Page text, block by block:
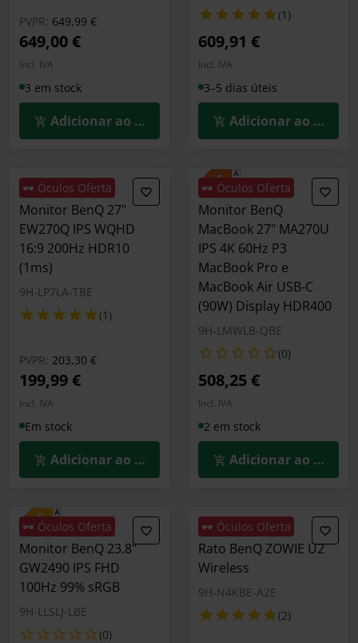
PVPR: Preço reduzido de
649,99 €para
649,00 €
Incl. IVA
3 em stock
Adicionar ao Carrinho
(1)
609,91 €
Incl. IVA
3–5 dias úteis
Adicionar ao
🕶️ Óculos Oferta
Monitor BenQ 27"
EW270Q IPS WQHD
16:9 200Hz HDR10
(1ms)
9H-LP7LA-TBE
(1)
PVPR: Preço reduzido de
203,30 €para
199,99 €
Incl. IVA
Em stock
Adicionar ao Carrinho
🕶️ Óculos Oferta
Monitor BenQ
MacBook 27" MA270U
IPS 4K 60Hz P3
MacBook Pro e
MacBook Air USB-C
(90W) Display HDR400
9H-LMWLB-QBE
(0)
508,25 €
Incl. IVA
2 em stock
Adicionar ao
🕶️ Óculos Oferta
Monitor BenQ 23.8"
GW2490 IPS FHD
100Hz 99% sRGB
9H-LLSLJ-LBE
(0)
🕶️ Óculos Oferta
Rato BenQ ZOWIE U2
Wireless
9H-N4KBE-A2E
(2)